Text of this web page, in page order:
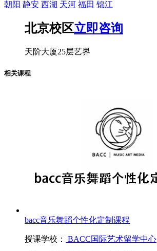
朝阳 静安 西湖 天河 福田 锦江
北京校区立即咨询
天阶大厦25层艺界
相关课程
bacc音乐舞蹈个性化定制课程
授课学校： BACC国际艺术留学中心